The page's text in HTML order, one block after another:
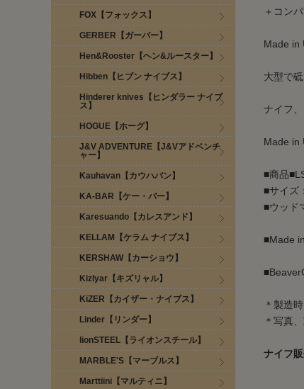
＋コン
Made in
大型で
ナイフ
Made in
■商品
■サイズ
■ウッド
■Made
＊製造
＊写真
ナイフ
FOX【フォックス】
GERBER【ガーバー】
Hen&Rooster【ヘン&ルースター】
Hibben【ヒブン ナイブス】
Hinderer knives【ヒンダラー ナイブ
ス】
HOGUE【ホーグ】
J&V ADVENTURE【J&Vアドベンチ
ャー】
Kauhavan【カウハバン】
KA-BAR【ケー・バー】
Karesuando【カレスアンド】
KELLAM【ケラム ナイブス】
KERSHAW【カーショウ】
Kizlyar【キズリャル】
KiZER【カイザー・ナイブス】
Linder【リンダー】
lionSTEEL【ライオンスチール】
MARBLE'S【マーブルス】
Marttiini【マルティニ】